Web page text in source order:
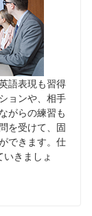
語表現も習得
ョンや、相手
がらの練習も
を受けて、固
できます。仕
きましょ